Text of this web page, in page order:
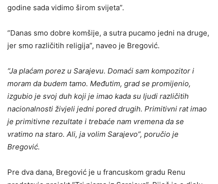
godine sada vidimo širom svijeta”.
“Danas smo dobre komšije, a sutra pucamo jedni na druge,
jer smo različitih religija”, naveo je Bregović.
“Ja plaćam porez u Sarajevu. Domaći sam kompozitor i
moram da budem tamo. Međutim, grad se promijenio,
izgubio je svoj duh koji je imao kada su ljudi različitih
nacionalnosti živjeli jedni pored drugih. Primitivni rat imao
je primitivne rezultate i trebaće nam vremena da se
vratimo na staro. Ali, ja volim Sarajevo”, poručio je
Bregović.
Pre dva dana, Bregović je u francuskom gradu Renu